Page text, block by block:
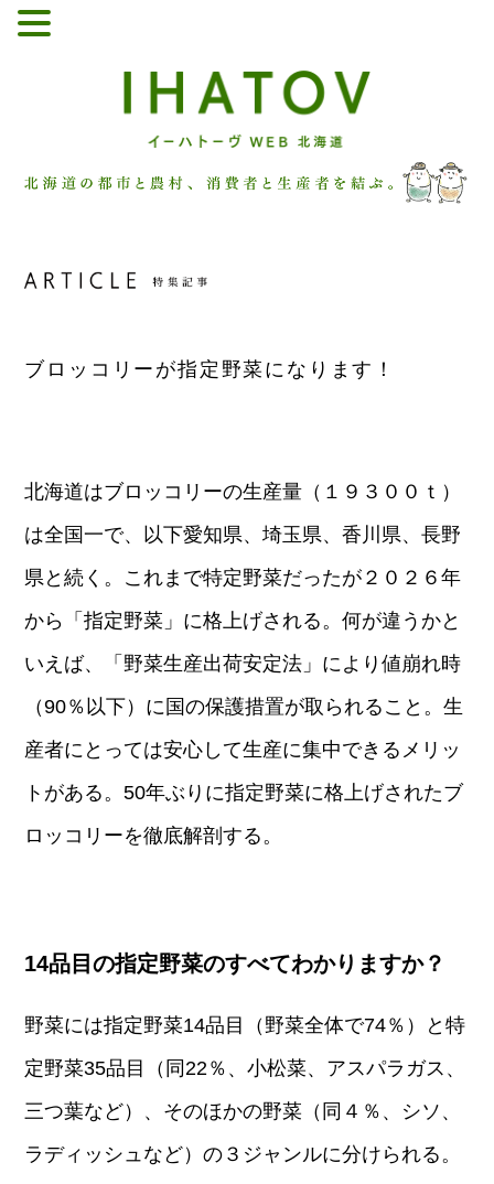
ブロッコリーが指定野菜になります！
北海道はブロッコリーの生産量（１９３００ｔ）
は全国一で、以下愛知県、埼玉県、香川県、長野
県と続く。これまで特定野菜だったが２０２６年
から「指定野菜」に格上げされる。何が違うかと
いえば、「野菜生産出荷安定法」により値崩れ時
（90％以下）に国の保護措置が取られること。生
産者にとっては安心して生産に集中できるメリッ
トがある。50年ぶりに指定野菜に格上げされたブ
ロッコリーを徹底解剖する。
14品目の指定野菜のすべてわかりますか？
野菜には指定野菜14品目（野菜全体で74％）と特
定野菜35品目（同22％、小松菜、アスパラガス、
三つ葉など）、そのほかの野菜（同４％、シソ、
ラディッシュなど）の３ジャンルに分けられる。